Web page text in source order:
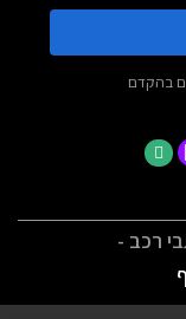
בהקדם
רכב -